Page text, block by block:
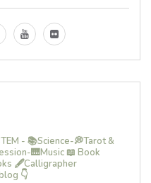
- 📚Science-💭Tarot &
🎹Music 📖 Book
🖋Calligrapher
👇